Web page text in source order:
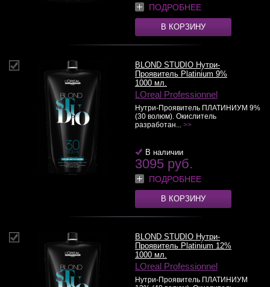
ПОДРОБНЕЕ
В КОРЗИНУ
BLOND STUDIO Нутри-
Проявитель Platinium 9%
1000 мл.
LOreal Professionnel
Нутри-Проявитель ПЛАТИНИУМ 9%
(30 волюм). Окислитель
разработан... >>
В наличии
3095 руб.
ПОДРОБНЕЕ
В КОРЗИНУ
BLOND STUDIO Нутри-
Проявитель Platinium 12%
1000 мл.
LOreal Professionnel
Нутри-Проявитель ПЛАТИНИУМ